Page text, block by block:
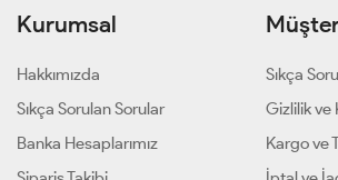
Kurumsal
Hakkımızda
Sıkça Sorulan Sorular
Banka Hesaplarımız
Sıkça
Gizlilik ve
Kargo ve